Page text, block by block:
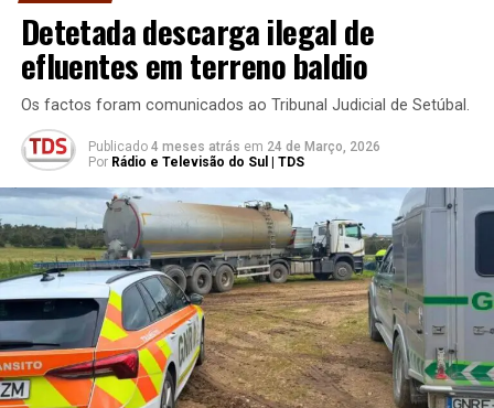
Detetada descarga ilegal de
efluentes em terreno baldio
Os factos foram comunicados ao Tribunal Judicial de Setúbal.
Publicado 4 meses atrás em 24 de Março, 2026
Por Rádio e Televisão do Sul | TDS